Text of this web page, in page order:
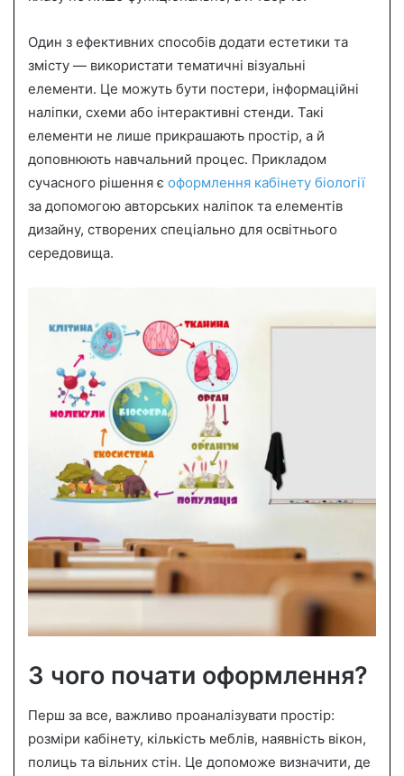
Один з ефективних способів додати естетики та
змісту — використати тематичні візуальні
елементи. Це можуть бути постери, інформаційні
наліпки, схеми або інтерактивні стенди. Такі
елементи не лише прикрашають простір, а й
доповнюють навчальний процес. Прикладом
сучасного рішення є оформлення кабінету біології
за допомогою авторських наліпок та елементів
дизайну, створених спеціально для освітнього
середовища.
З чого почати оформлення?
Перш за все, важливо проаналізувати простір:
розміри кабінету, кількість меблів, наявність вікон,
полиць та вільних стін. Це допоможе визначити, де